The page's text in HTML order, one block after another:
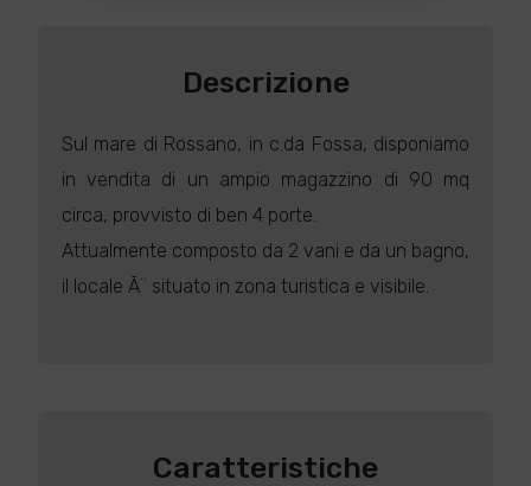
Descrizione
Sul mare di Rossano, in c.da Fossa, disponiamo
in vendita di un ampio magazzino di 90 mq
circa, provvisto di ben 4 porte.
Attualmente composto da 2 vani e da un bagno,
il locale Ã¨ situato in zona turistica e visibile.
Caratteristiche